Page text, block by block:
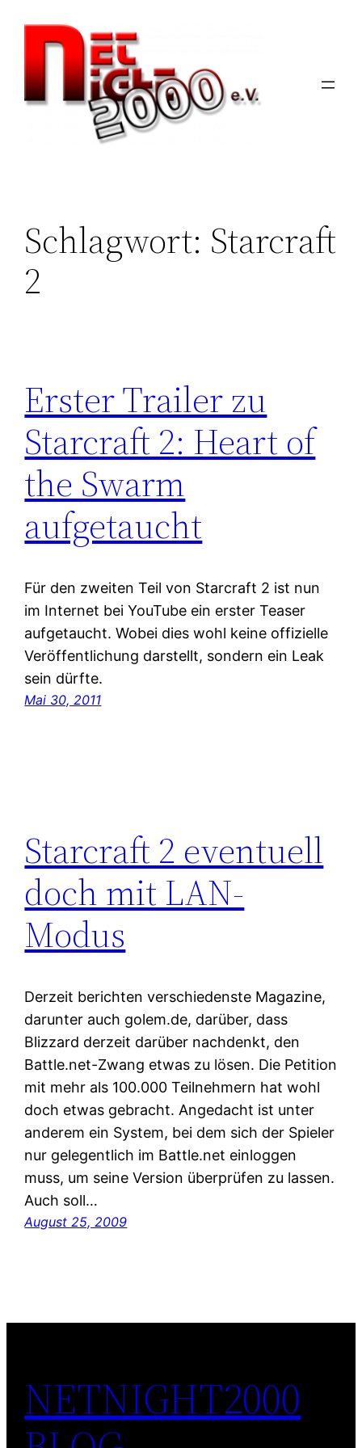
Inhalt
springen
Schlagwort: Starcraft
2
Erster Trailer zu
Starcraft 2: Heart of
the Swarm
aufgetaucht
Für den zweiten Teil von Starcraft 2 ist nun
im Internet bei YouTube ein erster Teaser
aufgetaucht. Wobei dies wohl keine offizielle
Veröffentlichung darstellt, sondern ein Leak
sein dürfte.
Mai 30, 2011
Starcraft 2 eventuell
doch mit LAN-
Modus
Derzeit berichten verschiedenste Magazine,
darunter auch golem.de, darüber, dass
Blizzard derzeit darüber nachdenkt, den
Battle.net-Zwang etwas zu lösen. Die Petition
mit mehr als 100.000 Teilnehmern hat wohl
doch etwas gebracht. Angedacht ist unter
anderem ein System, bei dem sich der Spieler
nur gelegentlich im Battle.net einloggen
muss, um seine Version überprüfen zu lassen.
Auch soll…
August 25, 2009
NETNIGHT2000